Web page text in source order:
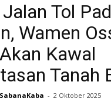
Tol
Wamen
Kawal
Tanah
- 2 Oktober 2025